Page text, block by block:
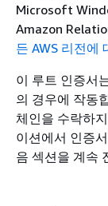
Microsoft
Amazon
든 AWS 리전에
이 루트 인증서
의 경우에 작동
체인을 수락하
이션에서 인증
음 섹션을 계속